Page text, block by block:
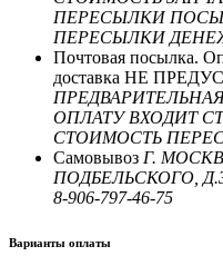
ПЕРЕСЫЛКИ
ПЕРЕСЫЛКИ
Почтовая посылка.
доставка НЕ
ОПЛАТУ ВХОДИТ
СТОИМОСТЬ
Самовывоз Г.
ПОДБЕЛЬСКОГО,
8-906-797-46-75
Варианты оплаты